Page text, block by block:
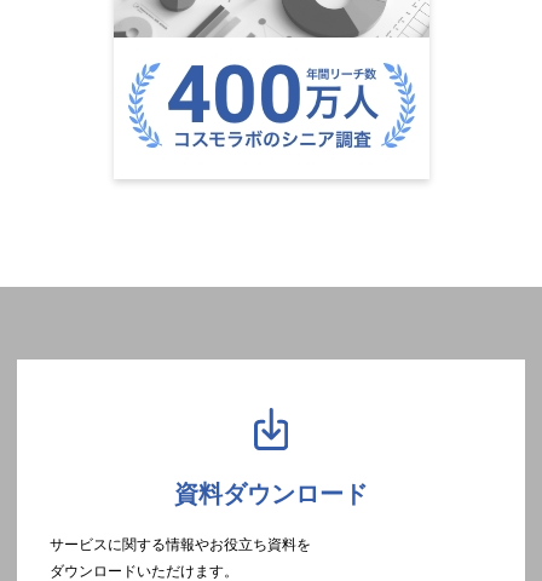
資料ダウンロード
サービスに関する情報やお役立ち資料を
ダウンロードいただけます。